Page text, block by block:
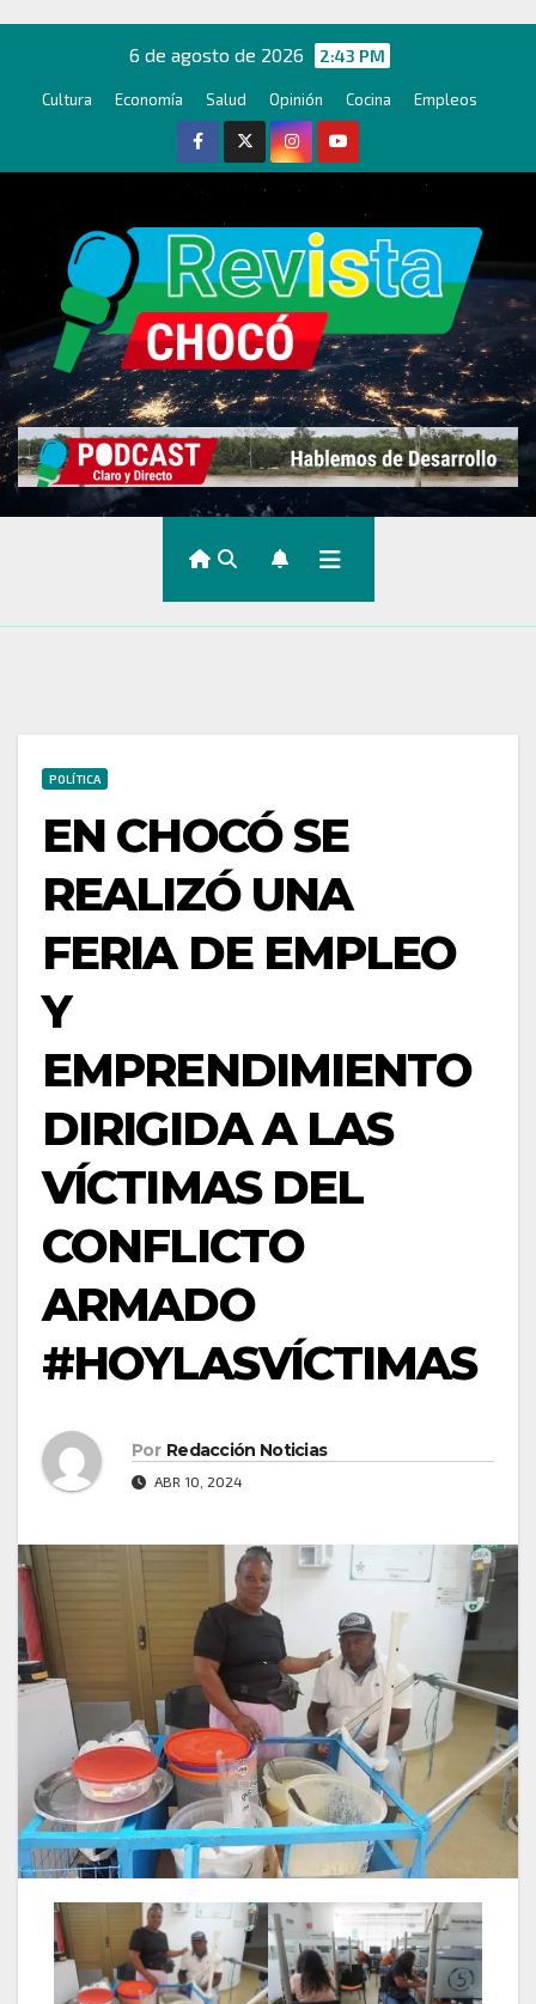
contenido
6 de agosto de 2026 2:43 PM
Cultura Economía Salud Opinión Cocina Empleos
POLÍTICA
EN CHOCÓ SE
REALIZÓ UNA
FERIA DE EMPLEO
Y
EMPRENDIMIENTO
DIRIGIDA A LAS
VÍCTIMAS DEL
CONFLICTO
ARMADO
#HOYLASVÍCTIMAS
Por Redacción Noticias
ABR 10, 2024